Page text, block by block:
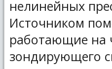
нелинейных
Источником
работающие на
зондирующего